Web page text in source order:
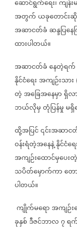
ဆောင်ရွက်ရေး၊ကျန်
အတွက်ယခုတောင်း
အဆာငတ်ခံဆန္ဒပြန
ထားပါတယ်။
အဆာငတ်ခံနေတဲ့ရက်
နိုင်ငံရေးအကျဉ်းသား
တဲ့အခြေအနေမှာရှိလ
ဘယ်လိုမှတုံပြန်မှုမ
ထို့အပြင်၎င်းအဆာင
ဝန်းရံတဲ့အနေနဲ့နိုင်ငံရေ
အကျဉ်းထောင်မှပေးတဲ့
သပိတ်မှောက်ကာတေ
ပါတယ်။
ကျိုက်မရောအကျဉ်း
ခုနှစ်ဒီဇင်ဘာလ၇ရ